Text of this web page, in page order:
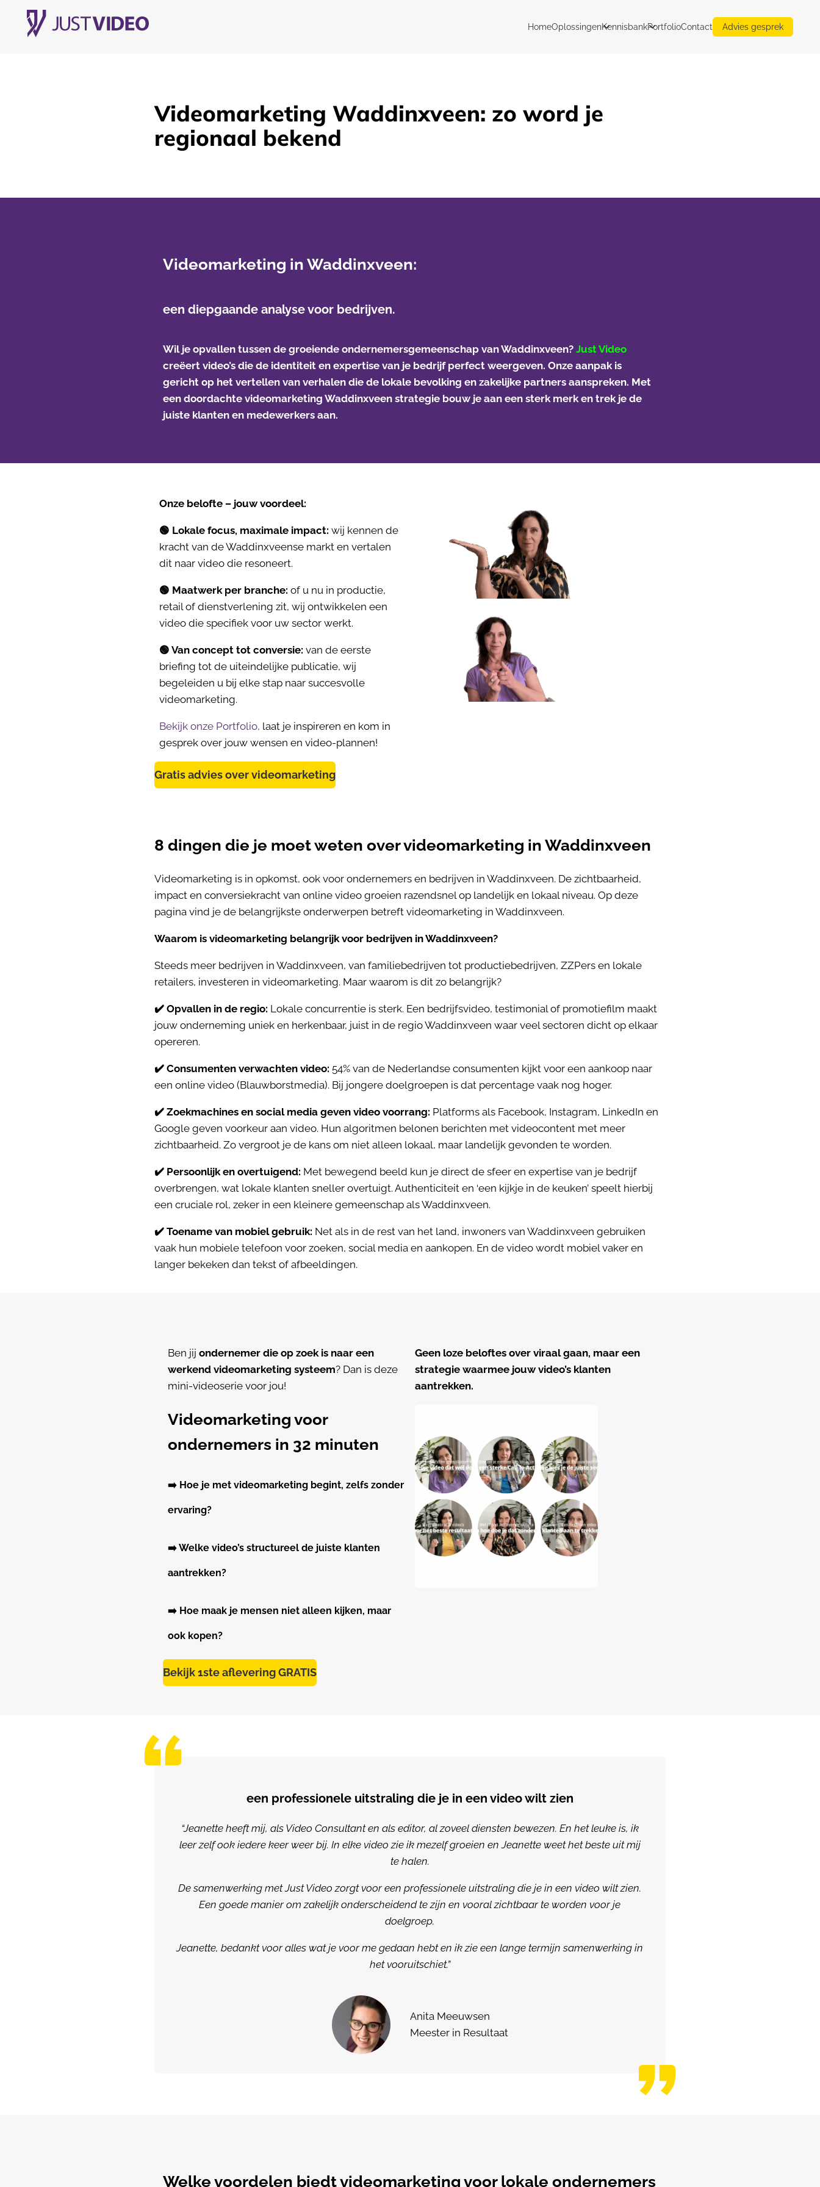
HomeOplossingenKennisbankPortfolioContact Advies gesprek
Videomarketing Waddinxveen: zo word je
regionaal bekend
Videomarketing in Waddinxveen:
een diepgaande analyse voor bedrijven.
Wil je opvallen tussen de groeiende ondernemersgemeenschap van Waddinxveen? Just Video
creëert video’s die de identiteit en expertise van je bedrijf perfect weergeven. Onze aanpak is
gericht op het vertellen van verhalen die de lokale bevolking en zakelijke partners aanspreken. Met
een doordachte videomarketing Waddinxveen strategie bouw je aan een sterk merk en trek je de
juiste klanten en medewerkers aan.
Onze belofte – jouw voordeel:
🟢 Lokale focus, maximale impact: wij kennen de
kracht van de Waddinxveense markt en vertalen
dit naar video die resoneert.
🟢 Maatwerk per branche: of u nu in productie,
retail of dienstverlening zit, wij ontwikkelen een
video die specifiek voor uw sector werkt.
🟢Van concept tot conversie: van de eerste
briefing tot de uiteindelijke publicatie, wij
begeleiden u bij elke stap naar succesvolle
videomarketing.
Bekijk onze Portfolio, laat je inspireren en kom in
gesprek over jouw wensen en video-plannen!
Gratis advies over videomarketing
8 dingen die je moet weten over videomarketing in Waddinxveen
Videomarketing is in opkomst, ook voor ondernemers en bedrijven in Waddinxveen. De zichtbaarheid,
impact en conversiekracht van online video groeien razendsnel op landelijk en lokaal niveau. Op deze
pagina vind je de belangrijkste onderwerpen betreft videomarketing in Waddinxveen.
Waarom is videomarketing belangrijk voor bedrijven in Waddinxveen?
Steeds meer bedrijven in Waddinxveen, van familiebedrijven tot productiebedrijven, ZZPers en lokale
retailers, investeren in videomarketing. Maar waarom is dit zo belangrijk?
✔️ Opvallen in de regio: Lokale concurrentie is sterk. Een bedrijfsvideo, testimonial of promotiefilm maakt
jouw onderneming uniek en herkenbaar, juist in de regio Waddinxveen waar veel sectoren dicht op elkaar
opereren.
✔️ Consumenten verwachten video: 54% van de Nederlandse consumenten kijkt voor een aankoop naar
een online video (Blauwborstmedia). Bij jongere doelgroepen is dat percentage vaak nog hoger.
✔️ Zoekmachines en social media geven video voorrang: Platforms als Facebook, Instagram, LinkedIn en
Google geven voorkeur aan video. Hun algoritmen belonen berichten met videocontent met meer
zichtbaarheid. Zo vergroot je de kans om niet alleen lokaal, maar landelijk gevonden te worden.
✔️ Persoonlijk en overtuigend: Met bewegend beeld kun je direct de sfeer en expertise van je bedrijf
overbrengen, wat lokale klanten sneller overtuigt. Authenticiteit en ‘een kijkje in de keuken’ speelt hierbij
een cruciale rol, zeker in een kleinere gemeenschap als Waddinxveen.
✔️ Toename van mobiel gebruik: Net als in de rest van het land, inwoners van Waddinxveen gebruiken
vaak hun mobiele telefoon voor zoeken, social media en aankopen. En de video wordt mobiel vaker en
langer bekeken dan tekst of afbeeldingen.
Ben jij ondernemer die op zoek is naar een
werkend videomarketing systeem? Dan is deze
mini-videoserie voor jou!
Videomarketing voor
ondernemers in 32 minuten
➡️ Hoe je met videomarketing begint, zelfs zonder
ervaring?
➡️Welke video’s structureel de juiste klanten
aantrekken?
➡️ Hoe maak je mensen niet alleen kijken, maar
ook kopen?
Geen loze beloftes over viraal gaan, maar een
strategie waarmee jouw video’s klanten
aantrekken.
Bekijk 1ste aflevering GRATIS
een professionele uitstraling die je in een video wilt zien
“Jeanette heeft mij, als Video Consultant en als editor, al zoveel diensten bewezen. En het leuke is, ik
leer zelf ook iedere keer weer bij. In elke video zie ik mezelf groeien en Jeanette weet het beste uit mij
te halen.
De samenwerking met Just Video zorgt voor een professionele uitstraling die je in een video wilt zien.
Een goede manier om zakelijk onderscheidend te zijn en vooral zichtbaar te worden voor je
doelgroep.
Jeanette, bedankt voor alles wat je voor me gedaan hebt en ik zie een lange termijn samenwerking in
het vooruitschiet.”
Anita Meeuwsen
Meester in Resultaat
Welke voordelen biedt videomarketing voor lokale ondernemers